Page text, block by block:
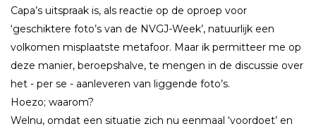
Capa’s uitspraak is, als reactie op de oproep voor
‘geschiktere foto’s van de NVGJ-Week’, natuurlijk een
volkomen misplaatste metafoor. Maar ik permitteer me op
deze manier, beroepshalve, te mengen in de discussie over
het - per se - aanleveren van liggende foto’s.
Hoezo; waarom?
Welnu, omdat een situatie zich nu eenmaal ‘voordoet’ en